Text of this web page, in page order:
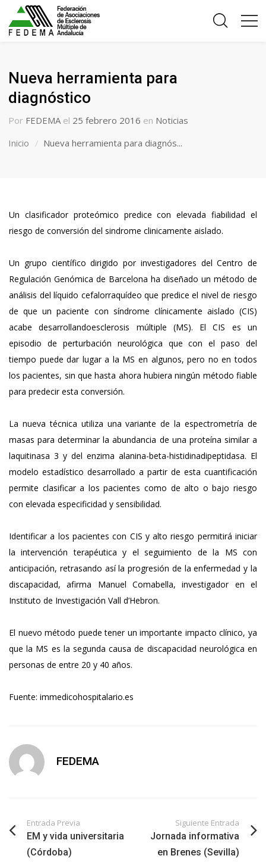
Nueva herramienta para
diagnóstico
Por FEDEMA el 25 febrero 2016 en Noticias
Inicio
Nueva herramienta para diagnós...
Un clasificador proteómico predice con elevada fiabilidad el
riesgo de conversión del sindrome clinicamente aislado.
Un grupo científico dirigido por investigadores del Centro de
Regulación Genómica de Barcelona ha diseñado un método de
análisis del líquido cefalorraquídeo que predice el nivel de riesgo
de que un paciente con síndrome clínicamente aislado (CIS)
acabe desarrollandoesclerosis múltiple (MS). El CIS es un
episodio de perturbación neurológica que con el paso del
tiempo puede dar lugar a la MS en algunos, pero no en todos
los pacientes, sin que hasta ahora hubiera ningún método fiable
para predecir esta conversión.
La nueva técnica utiliza una variante de la espectrometría de
masas para determinar la abundancia de una proteína similar a
laquitinasa 3 y del enzima alanina-beta-histidinadipeptidasa. El
modelo estadístico desarrollado a partir de esta cuantificación
permite clasificar a los pacientes como de alto o bajo riesgo
con elevada especificidad y sensibilidad.
Identificar a los pacientes con CIS y alto riesgo permitirá iniciar
la intervención terapéutica y el seguimiento de la MS con
anticipación, retrasando así la progresión de la enfermedad y la
discapacidad, afirma Manuel Comabella, investigador en el
Instituto de Investigación Vall d’Hebron.
El nuevo método puede tener un importante impacto clínico, ya
que la MS es la segunda causa de discapacidad neurológica en
personas de entre 20 y 40 años.
Fuente: immedicohospitalario.es
FEDEMA
Entrada Previa
EM y vida universitaria
(Córdoba)
Siguiente Entrada
Jornada informativa
en Brenes (Sevilla)